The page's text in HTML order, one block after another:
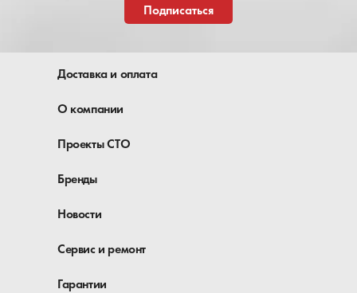
Подписаться
Доставка и оплата
О компании
Проекты СТО
Бренды
Новости
Сервис и ремонт
Гарантии